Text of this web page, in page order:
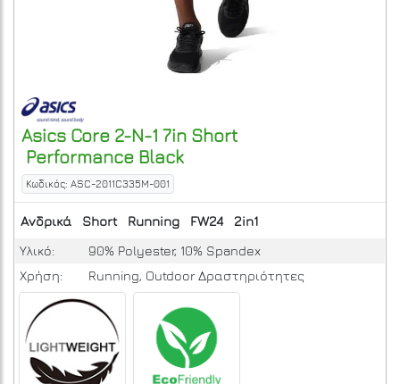
Asics Core 2-N-1 7in Short
Performance Black
Κωδικός: ASC-2011C335M-001
Ανδρικά Short Running FW24
2in1
Υλικό:
90% Polyester, 10% Spandex
Χρήση:
Running, Outdoor Δραστηριότητες